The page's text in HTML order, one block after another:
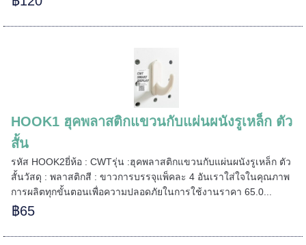
HOOK1 ฮุคพลาสติกแขวนกับแผ่นผนังรูเหล็ก ตัว
สั้น
รหัส HOOK2ยี่ห้อ : CWTรุ่น :ฮุคพลาสติกแขวนกับแผ่นผนังรูเหล็ก ตัว
สั้นวัสดุ : พลาสติกสี : ขาวการบรรจุแพ็คละ 4 อันเราใส่ใจในคุณภาพ
การผลิตทุกขั้นตอนเพื่อความปลอดภัยในการใช้งานราคา 65.0...
฿65